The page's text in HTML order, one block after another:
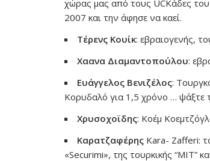
χώρας μας από τους UCKάδες
2007 και την άφησε να καεί.
Τέρενς Κουίκ: εβραιογενής,
Χαανα Διαμαντοπούλου:
Ευάγγελος Βενιζέλος:
Κορυδαλό για 1,5 χρόνο … ψάξτε
Χρυσοχοϊδης: Κοέμ
Καρατζαφέρης Kara- Zafferi:
«Securimi», της τουρκικής “MIT”